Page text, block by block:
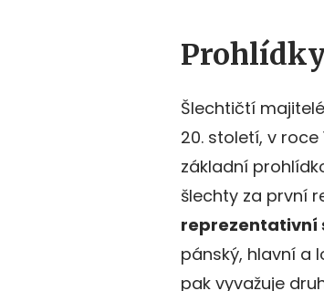
Šlechtičtí
20. století, v roce
základní
šlechty za první
reprezentativní
pánský, hlavní a
pak vyvažuje